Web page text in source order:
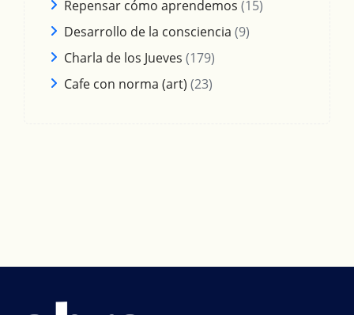
Repensar cómo aprendemos (15)
Desarrollo de la consciencia (9)
Charla de los Jueves (179)
Cafe con norma (art) (23)